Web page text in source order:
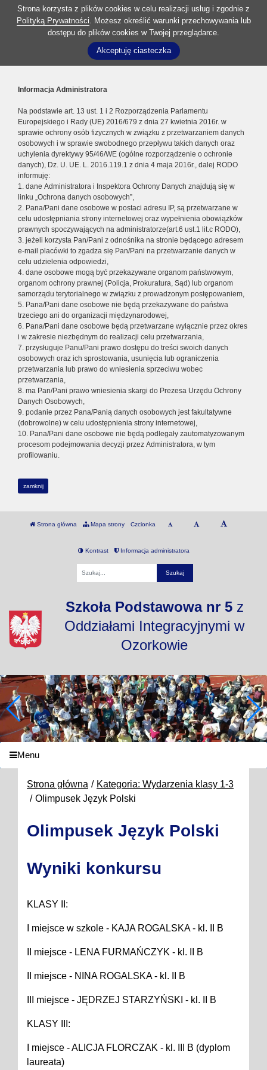
Strona korzysta z plików cookies w celu realizacji usług i zgodnie z
Polityką Prywatności. Możesz określić warunki przechowywania lub
dostępu do plików cookies w Twojej przeglądarce.
Akceptuję ciasteczka
Informacja Administratora
Na podstawie art. 13 ust. 1 i 2 Rozporządzenia Parlamentu
Europejskiego i Rady (UE) 2016/679 z dnia 27 kwietnia 2016r. w
sprawie ochrony osób fizycznych w związku z przetwarzaniem danych
osobowych i w sprawie swobodnego przepływu takich danych oraz
uchylenia dyrektywy 95/46/WE (ogólne rozporządzenie o ochronie
danych), Dz. U. UE. L. 2016.119.1 z dnia 4 maja 2016r., dalej RODO
informuję:
1. dane Administratora i Inspektora Ochrony Danych znajdują się w
linku „Ochrona danych osobowych”,
2. Pana/Pani dane osobowe w postaci adresu IP, są przetwarzane w
celu udostępniania strony internetowej oraz wypełnienia obowiązków
prawnych spoczywających na administratorze(art.6 ust.1 lit.c RODO),
3. jeżeli korzysta Pan/Pani z odnośnika na stronie będącego adresem
e-mail placówki to zgadza się Pan/Pani na przetwarzanie danych w
celu udzielenia odpowiedzi,
4. dane osobowe mogą być przekazywane organom państwowym,
organom ochrony prawnej (Policja, Prokuratura, Sąd) lub organom
samorządu terytorialnego w związku z prowadzonym postępowaniem,
5. Pana/Pani dane osobowe nie będą przekazywane do państwa
trzeciego ani do organizacji międzynarodowej,
6. Pana/Pani dane osobowe będą przetwarzane wyłącznie przez okres
i w zakresie niezbędnym do realizacji celu przetwarzania,
7. przysługuje Panu/Pani prawo dostępu do treści swoich danych
osobowych oraz ich sprostowania, usunięcia lub ograniczenia
przetwarzania lub prawo do wniesienia sprzeciwu wobec
przetwarzania,
8. ma Pan/Pani prawo wniesienia skargi do Prezesa Urzędu Ochrony
Danych Osobowych,
9. podanie przez Pana/Panią danych osobowych jest fakultatywne
(dobrowolne) w celu udostępnienia strony internetowej,
10. Pana/Pani dane osobowe nie będą podlegały zautomatyzowanym
procesom podejmowania decyzji przez Administratora, w tym
profilowaniu.
zamknij
Strona główna Mapa strony Czcionka
Kontrast Informacja administratora
Szkoła Podstawowa nr 5z
Oddziałami Integracyjnymi w
Ozorkowie
Menu
Strona główna
Kategoria: Wydarzenia klasy 1-3
Olimpusek Język Polski
Olimpusek Język Polski
Wyniki konkursu
KLASY II:
I miejsce w szkole - KAJA ROGALSKA - kl. II B
II miejsce - LENA FURMAŃCZYK - kl. II B
II miejsce - NINA ROGALSKA - kl. II B
III miejsce - JĘDRZEJ STARZYŃSKI - kl. II B
KLASY III:
I miejsce - ALICJA FLORCZAK - kl. III B (dyplom
laureata)